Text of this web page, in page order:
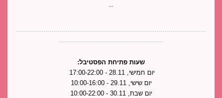
--
................................................................................................
.....................................................
שעות פתיחת הפסטיבל:
יום חמישי, 28.11 - 17:00-22:00
יום שישי, 29.11 - 10:00-16:00
יום שבת, 30.11 - 10:00-22:00